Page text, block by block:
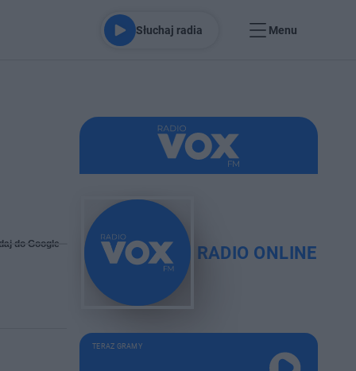
Słuchaj radia Menu
do Google RADIO ONLINE
TERAZ GRAMY